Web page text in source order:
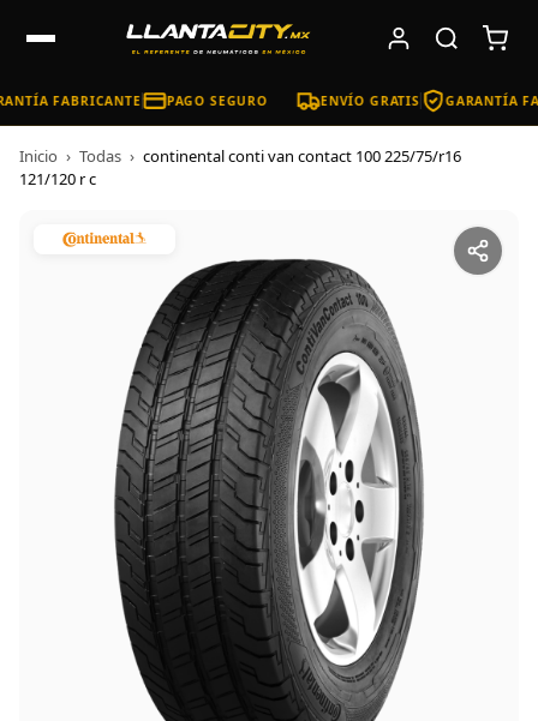
FABRICANTE PAGO SEGURO ENVÍO GRATIS GARANTÍA
Inicio › Todas › continental conti van contact 100 225/75/r16
121/120 r c